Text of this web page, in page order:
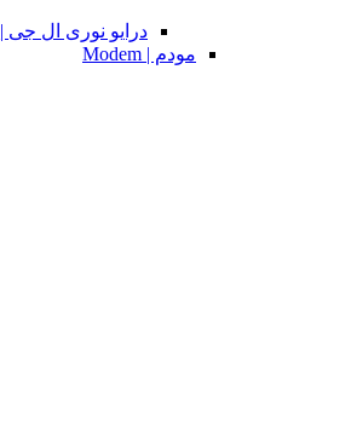
درایو نوری ال جی | DVD RW LG
مودم | Modem